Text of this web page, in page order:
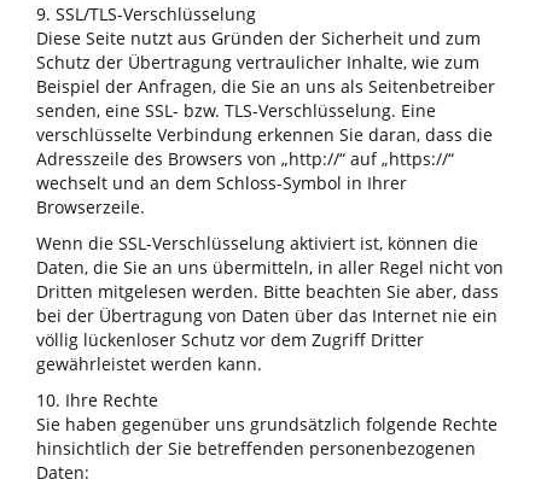
9. SSL/TLS-Verschlüsselung
Diese Seite nutzt aus Gründen der Sicherheit und zum
Schutz der Übertragung vertraulicher Inhalte, wie zum
Beispiel der Anfragen, die Sie an uns als Seitenbetreiber
senden, eine SSL- bzw. TLS-Verschlüsselung. Eine
verschlüsselte Verbindung erkennen Sie daran, dass die
Adresszeile des Browsers von „http://“ auf „https://“
wechselt und an dem Schloss-Symbol in Ihrer
Browserzeile.
Wenn die SSL-Verschlüsselung aktiviert ist, können die
Daten, die Sie an uns übermitteln, in aller Regel nicht von
Dritten mitgelesen werden. Bitte beachten Sie aber, dass
bei der Übertragung von Daten über das Internet nie ein
völlig lückenloser Schutz vor dem Zugriff Dritter
gewährleistet werden kann.
10. Ihre Rechte
Sie haben gegenüber uns grundsätzlich folgende Rechte
hinsichtlich der Sie betreffenden personenbezogenen
Daten: